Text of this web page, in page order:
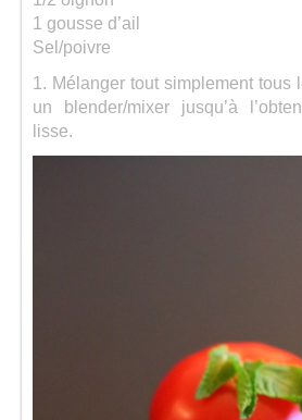
1 gousse d’ail
Sel/poivre
1. Mélanger tout simplement tous
un blender/mixer jusqu’à
lisse.